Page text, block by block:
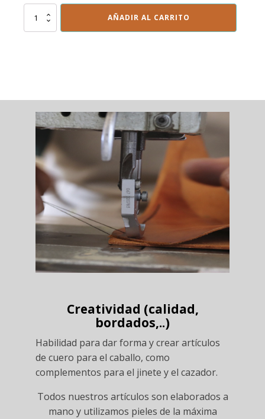
Muserola
cantidad
AÑADIR AL CARRITO
Creatividad (calidad,
bordados,..)
Habilidad para dar forma y crear artículos
de cuero para el caballo, como
complementos para el jinete y el cazador.
Todos nuestros artículos son elaborados a
mano y utilizamos pieles de la máxima